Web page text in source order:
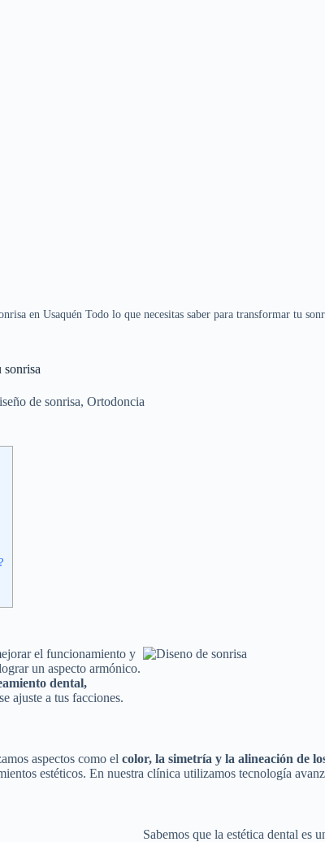
en Usaquén Todo lo que necesitas saber para transformar tu
sonrisa
de sonrisa, Ortodoncia
el funcionamiento y
un aspecto armónico.
dental,
ajuste a tus facciones.
aspectos como el color, la simetría y la alineación de
estéticos. En nuestra clínica utilizamos tecnología
Sabemos que la estética dental es